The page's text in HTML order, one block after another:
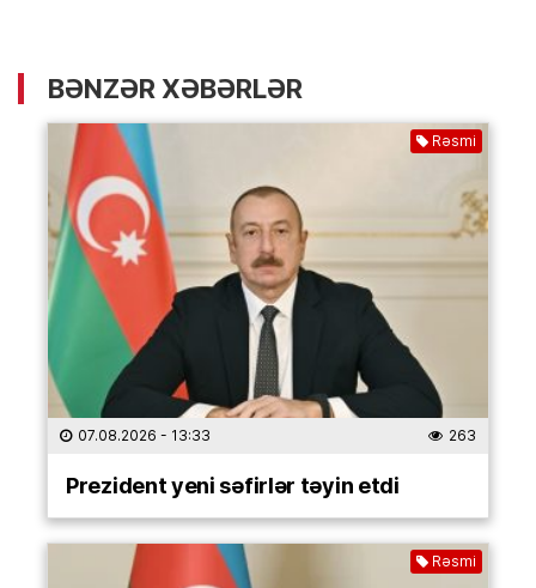
BƏNZƏR XƏBƏRLƏR
Rəsmi
07.08.2026 - 13:33 263
Prezident yeni səfirlər təyin etdi
Rəsmi